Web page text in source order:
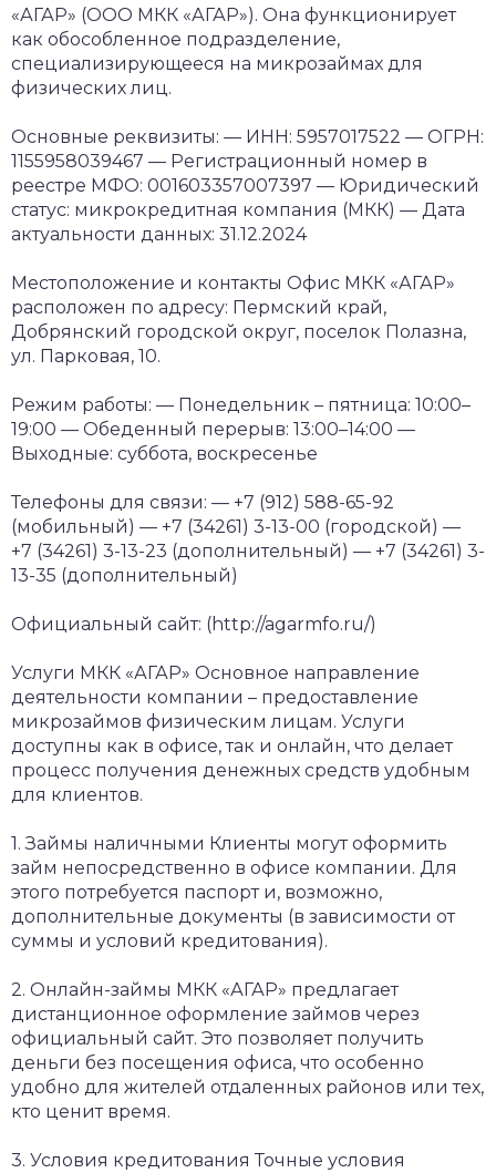
«АГАР» (ООО МКК «АГАР»). Она функционирует
как обособленное подразделение,
специализирующееся на микрозаймах для
физических лиц.
Основные реквизиты: — ИНН: 5957017522 — ОГРН:
1155958039467 — Регистрационный номер в
реестре МФО: 001603357007397 — Юридический
статус: микрокредитная компания (МКК) — Дата
актуальности данных: 31.12.2024
Местоположение и контакты Офис МКК «АГАР»
расположен по адресу: Пермский край,
Добрянский городской округ, поселок Полазна,
ул. Парковая, 10.
Режим работы: — Понедельник – пятница: 10:00–
19:00 — Обеденный перерыв: 13:00–14:00 —
Выходные: суббота, воскресенье
Телефоны для связи: — +7 (912) 588-65-92
(мобильный) — +7 (34261) 3-13-00 (городской) —
+7 (34261) 3-13-23 (дополнительный) — +7 (34261) 3-
13-35 (дополнительный)
Официальный сайт: (http://agarmfo.ru/)
Услуги МКК «АГАР» Основное направление
деятельности компании – предоставление
микрозаймов физическим лицам. Услуги
доступны как в офисе, так и онлайн, что делает
процесс получения денежных средств удобным
для клиентов.
1. Займы наличными Клиенты могут оформить
займ непосредственно в офисе компании. Для
этого потребуется паспорт и, возможно,
дополнительные документы (в зависимости от
суммы и условий кредитования).
2. Онлайн-займы МКК «АГАР» предлагает
дистанционное оформление займов через
официальный сайт. Это позволяет получить
деньги без посещения офиса, что особенно
удобно для жителей отдаленных районов или тех,
кто ценит время.
3. Условия кредитования Точные условия